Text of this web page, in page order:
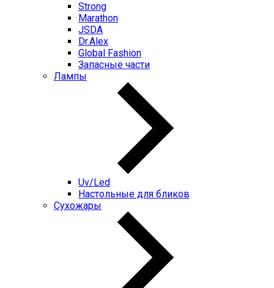
Strong
Marathon
JSDA
Dr.Alex
Global Fashion
Запасные части
Лампы
Uv/Led
Настольные для бликов
Сухожары